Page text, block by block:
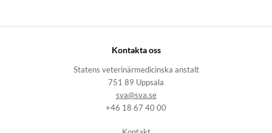
Kontakta oss
Statens veterinärmedicinska anstalt
751 89 Uppsala
sva@sva.se
+46 18 67 40 00